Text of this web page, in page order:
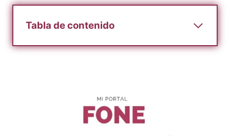
Tabla de contenido